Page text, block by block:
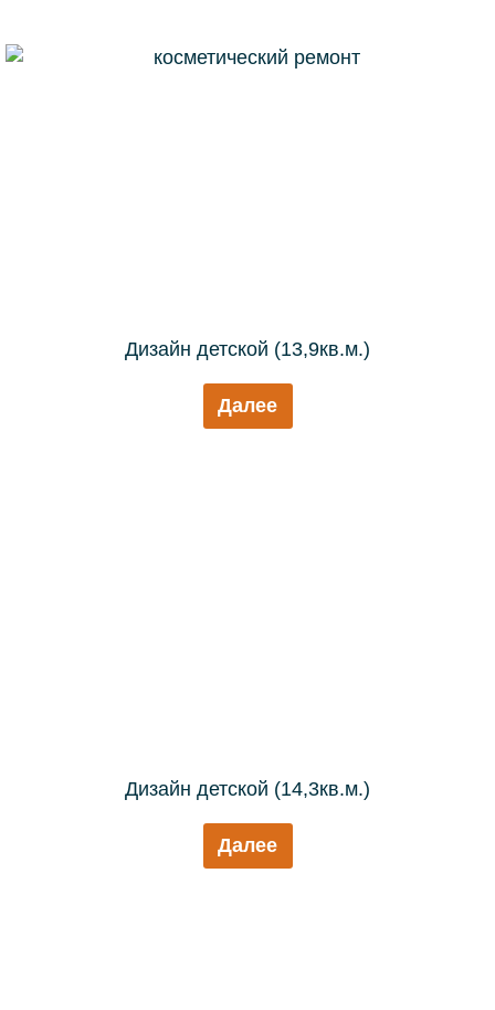
Дизайн детской (13,9кв.м.)
Далее
Дизайн детской (14,3кв.м.)
Далее